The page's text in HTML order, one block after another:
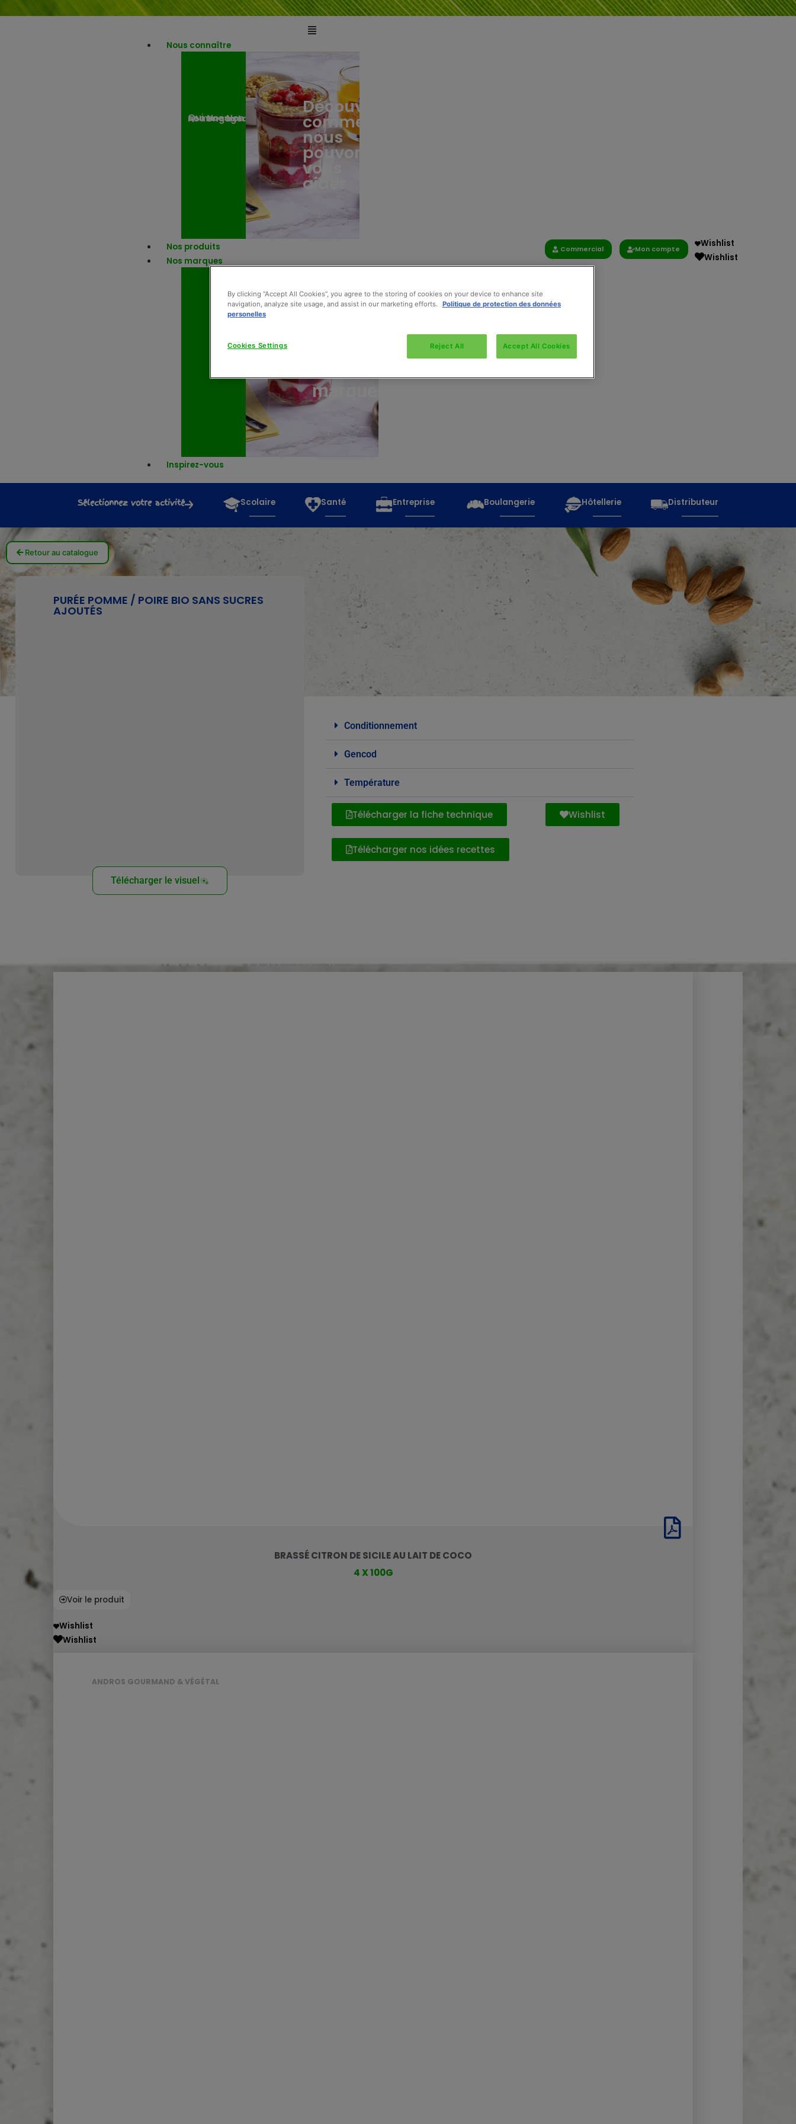
Nous connaître
Qui sommes-nous ? Nos engagements
Nos actualités
Découvrez
comment
nous
pouvons
vous
aider
Nos produits
Nos marques
les
marques
Inspirez-vous
Commercial Mon compte
Wishlist
Wishlist
Sélectionnez votre activité Scolaire Santé Entreprise Boulangerie Hôtellerie Distributeur
Retour au catalogue
PURÉE POMME / POIRE BIO SANS SUCRES
AJOUTÉS
Télécharger le visuel
Conditionnement
Gencod
Température
Télécharger la fiche technique
Télécharger nos idées recettes
Wishlist
BRASSÉ CITRON DE SICILE AU LAIT DE COCO
4 X 100G
Voir le produit
Wishlist
Wishlist
ANDROS GOURMAND & VÉGÉTAL
By clicking “Accept All Cookies”, you agree to the storing of cookies on your device to enhance site
navigation, analyze site usage, and assist in our marketing efforts. Politique de protection des données
personelles
Reject All Accept All Cookies
Cookies Settings